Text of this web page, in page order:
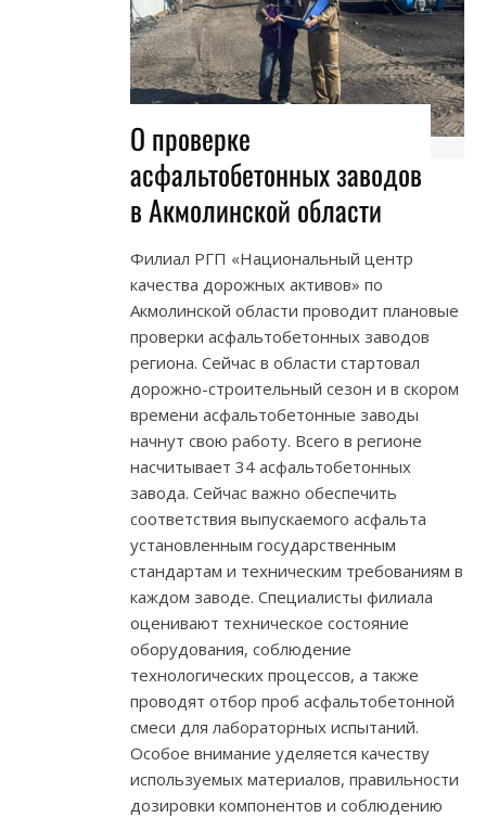
О проверке
асфальтобетонных заводов
в Акмолинской области
Филиал РГП «Национальный центр
качества дорожных активов» по
Акмолинской области проводит плановые
проверки асфальтобетонных заводов
региона. Сейчас в области стартовал
дорожно-строительный сезон и в скором
времени асфальтобетонные заводы
начнут свою работу. Всего в регионе
насчитывает 34 асфальтобетонных
завода. Сейчас важно обеспечить
соответствия выпускаемого асфальта
установленным государственным
стандартам и техническим требованиям в
каждом заводе. Специалисты филиала
оценивают техническое состояние
оборудования, соблюдение
технологических процессов, а также
проводят отбор проб асфальтобетонной
смеси для лабораторных испытаний.
Особое внимание уделяется качеству
используемых материалов, правильности
дозировки компонентов и соблюдению